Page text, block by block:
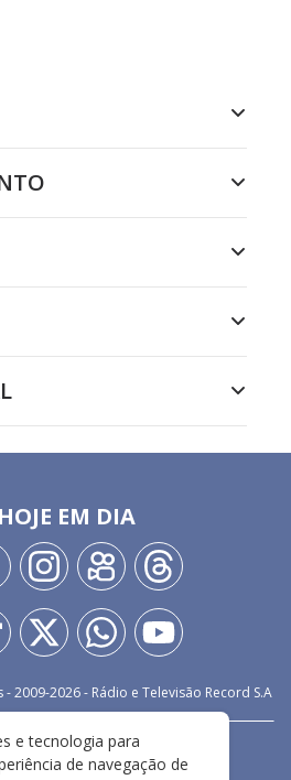
HOJE EM DIA
- 2009-2026- Rádio e Televisão Record S.A
CONOSCO
PRIVACIDADE
e tecnologia para
de navegação de